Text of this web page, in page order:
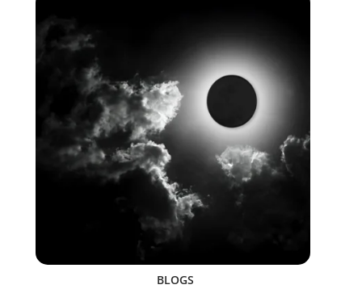
BLOGS